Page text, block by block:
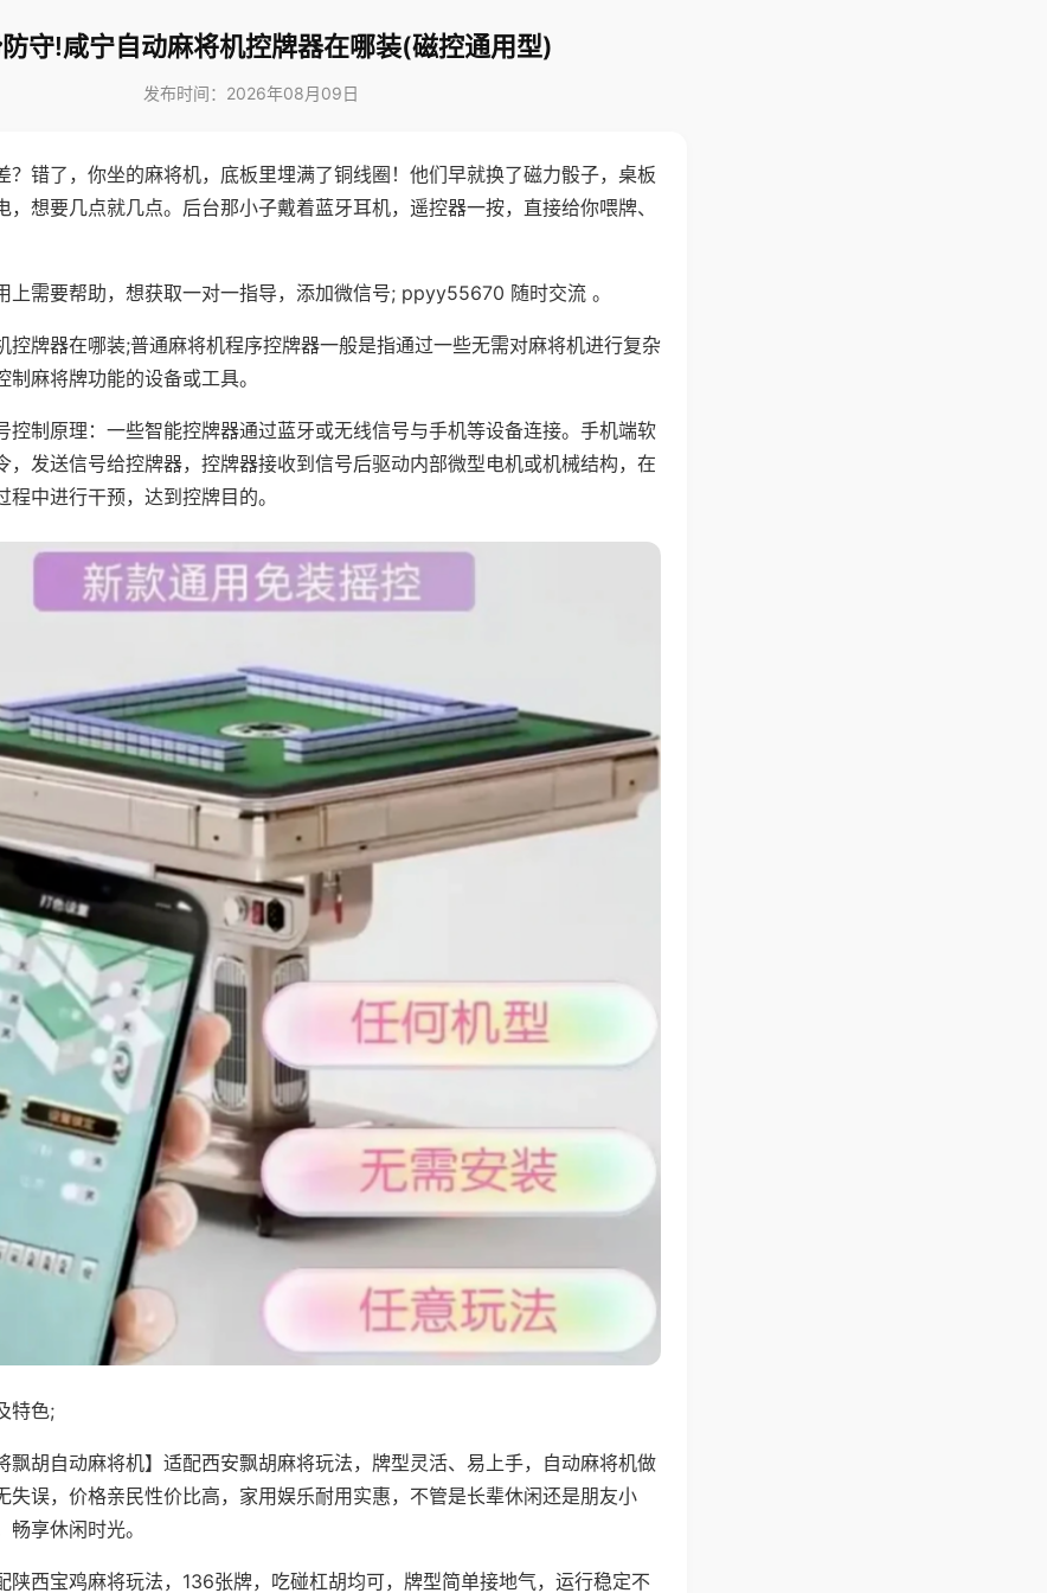
守!咸宁自动麻将机控牌器在哪装(磁控通用型)
发布时间：2026年08月09日
？错了，你坐的麻将机，底板里埋满了铜线圈！他们早就换了磁力骰子，桌板
，想要几点就几点。后台那小子戴着蓝牙耳机，遥控器一按，直接给你喂牌、
上需要帮助，想获取一对一指导，添加微信号; ppyy55670 随时交流 。
控牌器在哪装;普通麻将机程序控牌器一般是指通过一些无需对麻将机进行复杂
制麻将牌功能的设备或工具。
控制原理：一些智能控牌器通过蓝牙或无线信号与手机等设备连接。手机端软
，发送信号给控牌器，控牌器接收到信号后驱动内部微型电机或机械结构，在
中进行干预，达到控牌目的。
特色;
飘胡自动麻将机】适配西安飘胡麻将玩法，牌型灵活、易上手，自动麻将机做
失误，价格亲民性价比高，家用娱乐耐用实惠，不管是长辈休闲还是朋友小
享休闲时光。
陕西宝鸡麻将玩法，136张牌，吃碰杠胡均可，牌型简单接地气，运行稳定不